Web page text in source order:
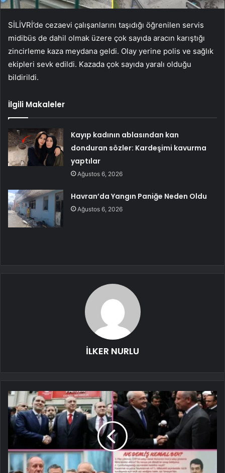
SİLİVRİ’de cezaevi çalışanlarını taşıdığı öğrenilen servis
midibüs de dahil olmak üzere çok sayıda aracın karıştığı
zincirleme kaza meydana geldi. Olay yerine polis ve sağlık
ekipleri sevk edildi. Kazada çok sayıda yaralı olduğu
bildirildi.
İlgili Makaleler
Kayıp kadının ablasından kan
donduran sözler: Kardeşimi kavurma
yaptılar
Ağustos 6, 2026
Havran’da Yangın Paniğe Neden Oldu
Ağustos 6, 2026
İLKER NURLU